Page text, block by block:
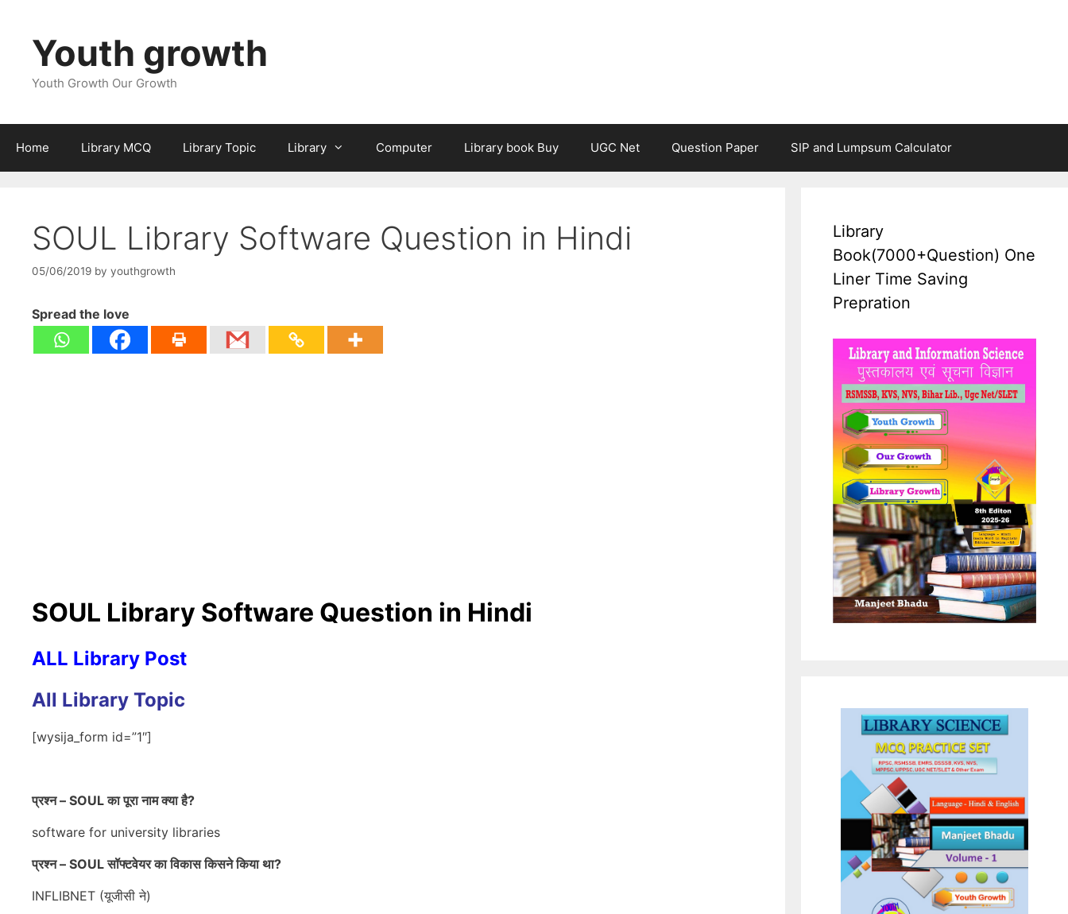
contentYouth growth
Youth Growth Our Growth
Home Library MCQ Library Topic Library Computer Library book Buy UGC Net Question Paper SIP and Lumpsum Calculator
SOUL Library Software Question in Hindi
05/06/2019 by youthgrowth
Spread the love
SOUL Library Software Question in Hindi
ALL Library Post
All Library Topic
[wysija_form id=”1″]
प्रश्न – SOUL का पूरा नाम क्या है?
software for university libraries
प्रश्न – SOUL सॉफ्टवेयर का विकास किसने किया था?
INFLIBNET (यूजीसी ने)
Library
Book(7000+Question) One
Liner Time Saving
Prepration